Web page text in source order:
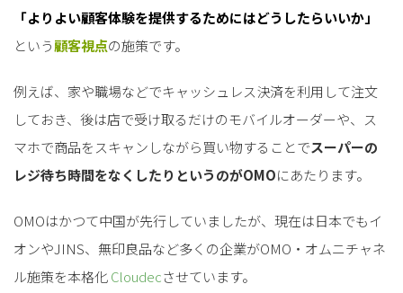
「よりよい顧客体験を提供するためにはどうしたらいいか」
という顧客視点の施策です。
例えば、家や職場などでキャッシュレス決済を利用して注文
しておき、後は店で受け取るだけのモバイルオーダーや、ス
マホで商品をスキャンしながら買い物することでスーパーの
レジ待ち時間をなくしたりというのがOMOにあたります。
OMOはかつて中国が先行していましたが、現在は日本でもイ
オンやJINS、無印良品など多くの企業がOMO・オムニチャネ
ル施策を本格化Cloudecさせています。